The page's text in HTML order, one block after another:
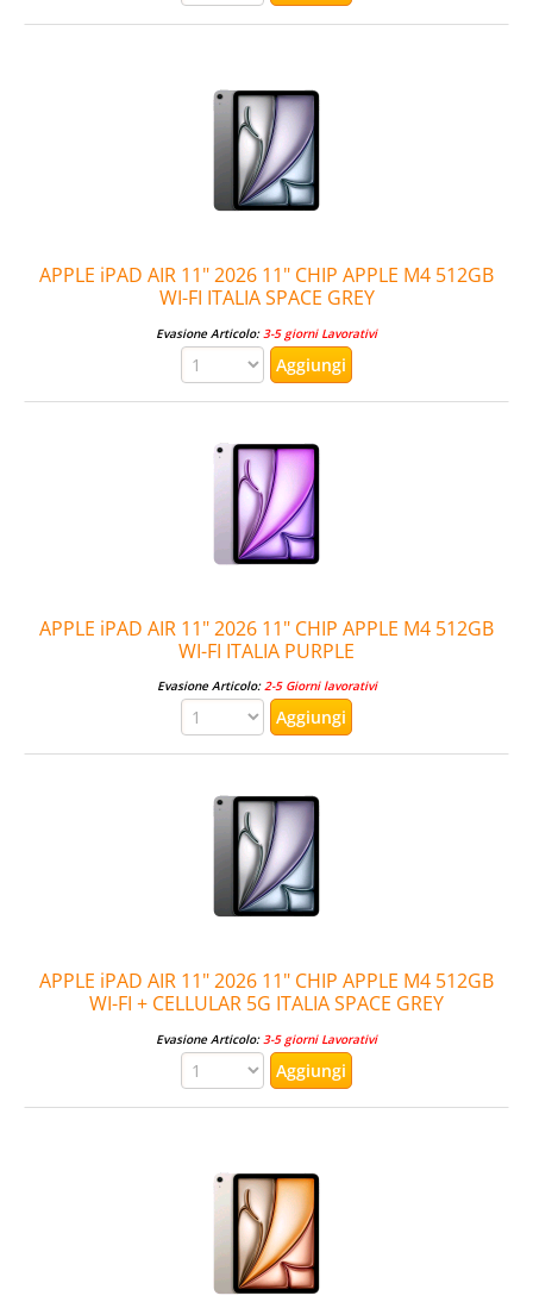
APPLE iPAD AIR 11" 2026 11" CHIP APPLE M4 512GB
WI-FI ITALIA SPACE GREY
Evasione Articolo:3-5 giorni Lavorativi
APPLE iPAD AIR 11" 2026 11" CHIP APPLE M4 512GB
WI-FI ITALIA PURPLE
Evasione Articolo:2-5 Giorni lavorativi
APPLE iPAD AIR 11" 2026 11" CHIP APPLE M4 512GB
WI-FI + CELLULAR 5G ITALIA SPACE GREY
Evasione Articolo:3-5 giorni Lavorativi